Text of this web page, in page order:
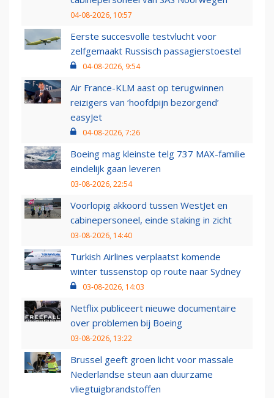
04-08-2026, 10:57
Eerste succesvolle testvlucht voor
zelfgemaakt Russisch passagierstoestel
04-08-2026, 9:54
Air France-KLM aast op terugwinnen
reizigers van ‘hoofdpijn bezorgend’
easyJet
04-08-2026, 7:26
Boeing mag kleinste telg 737 MAX-familie
eindelijk gaan leveren
03-08-2026, 22:54
Voorlopig akkoord tussen WestJet en
cabinepersoneel, einde staking in zicht
03-08-2026, 14:40
Turkish Airlines verplaatst komende
winter tussenstop op route naar Sydney
03-08-2026, 14:03
Netflix publiceert nieuwe documentaire
over problemen bij Boeing
03-08-2026, 13:22
Brussel geeft groen licht voor massale
Nederlandse steun aan duurzame
vliegtuigbrandstoffen